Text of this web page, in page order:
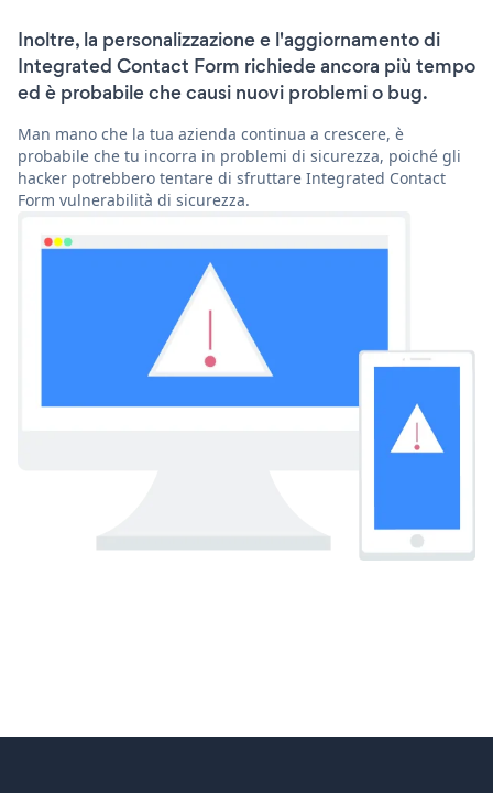
Inoltre, la personalizzazione e l'aggiornamento di
Integrated Contact Form richiede ancora più tempo
ed è probabile che causi nuovi problemi o bug.
Man mano che la tua azienda continua a crescere, è
probabile che tu incorra in problemi di sicurezza, poiché gli
hacker potrebbero tentare di sfruttare Integrated Contact
Form vulnerabilità di sicurezza.